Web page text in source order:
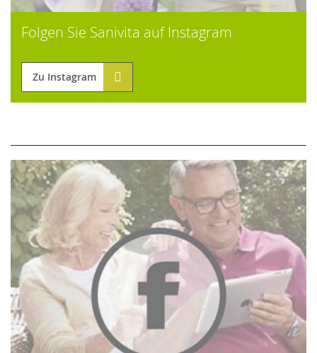
Folgen Sie Sanivita auf Instagram
Zu Instagram